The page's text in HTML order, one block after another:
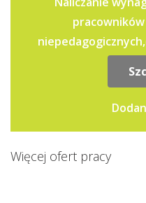
Sporządzanie
Więcej ofert pracy